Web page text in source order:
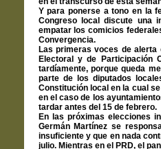
Y para ponerse a tono en la
Congreso local discute una
empatar los comicios
Convergencia.
Las primeras voces de
Electoral y de Participación
tardíamente, porque queda
parte de los diputados
Constitución local en la cual
en el caso de los
tardar antes del 15 de febrero.
En las próximas elecciones
Germán Martínez se
insuficiente y que en nada
julio. Mientras en el PRD, el